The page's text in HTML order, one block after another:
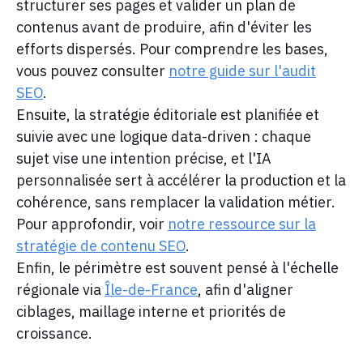
structurer ses pages et valider un plan de
contenus avant de produire, afin d'éviter les
efforts dispersés. Pour comprendre les bases,
vous pouvez consulter notre guide sur l'audit
SEO.
Ensuite, la stratégie éditoriale est planifiée et
suivie avec une logique data-driven : chaque
sujet vise une intention précise, et l'IA
personnalisée sert à accélérer la production et la
cohérence, sans remplacer la validation métier.
Pour approfondir, voir notre ressource sur la
stratégie de contenu SEO.
Enfin, le périmètre est souvent pensé à l'échelle
régionale via Île-de-France, afin d'aligner
ciblages, maillage interne et priorités de
croissance.